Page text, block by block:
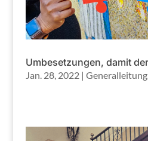
Umbesetzungen, damit
Jan. 28, 2022| Generalleitung,